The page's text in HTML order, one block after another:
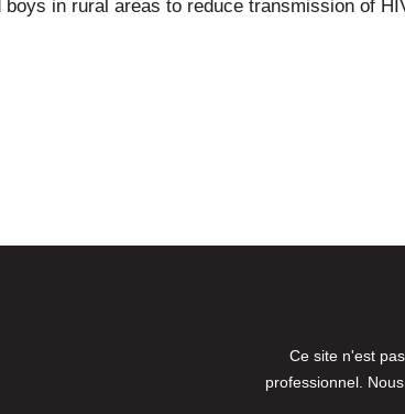
in rural areas to reduce transmission of
Ce site n'est
professionnel.